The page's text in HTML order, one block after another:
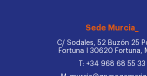
Sede Murcia_
C/ Sodales, 52 Buzón 25
Fortuna I 30620 Fortuna,
T: +34 968 68 55 33